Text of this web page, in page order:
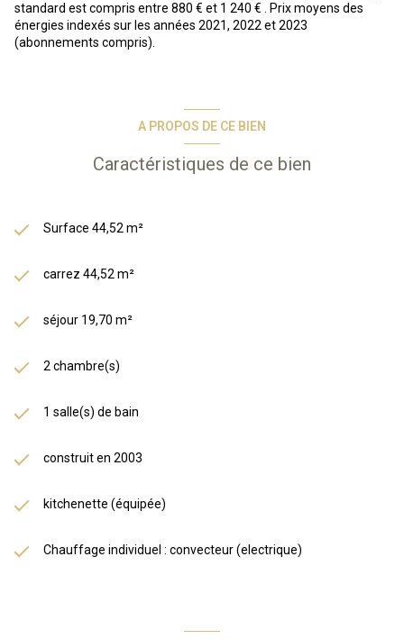
standard est compris entre 880 € et 1 240 € . Prix moyens des
énergies indexés sur les années 2021, 2022 et 2023
(abonnements compris).
A PROPOS DE CE BIEN
Caractéristiques de ce bien
Surface 44,52 m²
carrez 44,52 m²
séjour 19,70 m²
2 chambre(s)
1 salle(s) de bain
construit en 2003
kitchenette (équipée)
Chauffage individuel : convecteur (electrique)